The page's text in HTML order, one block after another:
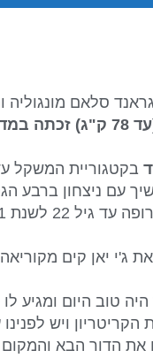
סלאם
הכסף
עם ניצחון ברבע
ג'י יאן קים
היה טוב היום ומגיע
ויש
את הדור הבא